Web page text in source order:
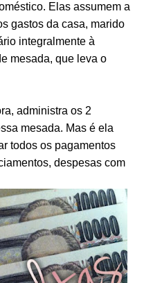
Elas assumem a
gastos da casa, marido
integralmente à
mesada, que leva o
administra os 2
mesada. Mas é ela
todos os pagamentos
despesas com